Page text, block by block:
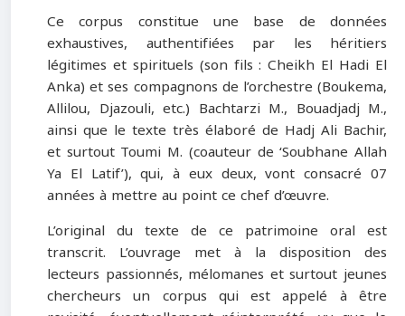
Ce corpus constitue une base de données
exhaustives, authentifiées par les héritiers
légitimes et spirituels (son fils : Cheikh El Hadi El
Anka) et ses compagnons de l’orchestre (Boukema,
Allilou, Djazouli, etc.) Bachtarzi M., Bouadjadj M.,
ainsi que le texte très élaboré de Hadj Ali Bachir,
et surtout Toumi M. (coauteur de ‘Soubhane Allah
Ya El Latif’), qui, à eux deux, vont consacré 07
années à mettre au point ce chef d’œuvre.
L’original du texte de ce patrimoine oral est
transcrit. L’ouvrage met à la disposition des
lecteurs passionnés, mélomanes et surtout jeunes
chercheurs un corpus qui est appelé à être